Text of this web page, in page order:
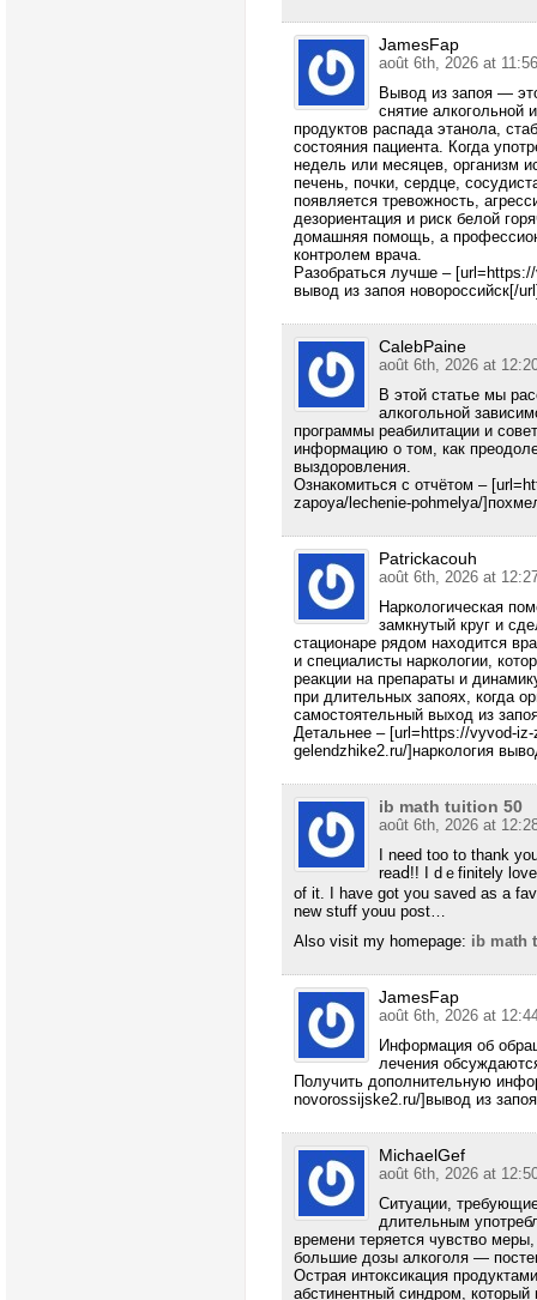
JamesFap
août 6th, 2026 at 11:56
Вывод из запоя —
снятие алкогольной
продуктов распада этанола,
состояния пациента. Когда
недель или месяцев, организм
печень, почки, сердце,
появляется тревожность,
дезориентация и риск белой
домашняя помощь, а
контролем врача.
Разобраться лучше –
вывод из запоя новороссийск[/
CalebPaine
août 6th, 2026 at
В этой статье мы
алкогольной
программы реабилитации и
информацию о том, как
выздоровления.
Ознакомиться с отчётом –
zapoya/lechenie-pohmelya/
Patrickacouh
août 6th, 2026 at
Наркологическая
замкнутый круг и
стационаре рядом находится
и специалисты наркологии,
реакции на препараты и
при длительных запоях, когда
самостоятельный выход из
Детальнее – [url=https://vyvod-
gelendzhike2.ru/]наркология
ib math tuition 50
août 6th, 2026 at
Ι need too to thаnk
reaⅾ!! I dｅfinitely
οf it. I havе got you saved as a
new stuff youu post…
Alsо visit mу homepagе: ib math
JamesFap
août 6th, 2026 at
Информация об
лечения
Получить дополнительную
novorossijske2.ru/]вывод из
MichaelGef
août 6th, 2026 at
Ситуации,
длительным
времени теряется чувство
большие дозы алкоголя —
Острая интоксикация
абстинентный синдром,